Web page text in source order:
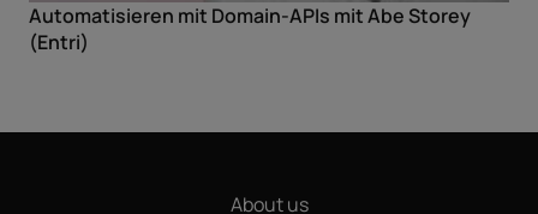
Automatisieren mit Domain-APIs mit Abe Storey
(Entri)
About us